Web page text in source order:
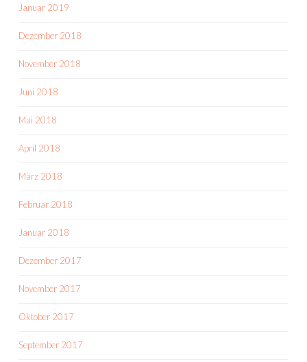
Januar 2019
Dezember 2018
November 2018
Juni 2018
Mai 2018
April 2018
März 2018
Februar 2018
Januar 2018
Dezember 2017
November 2017
Oktober 2017
September 2017